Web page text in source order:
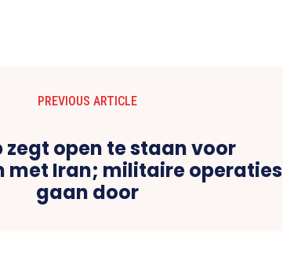
PREVIOUS ARTICLE
zegt open te staan voor
met Iran; militaire operaties
gaan door